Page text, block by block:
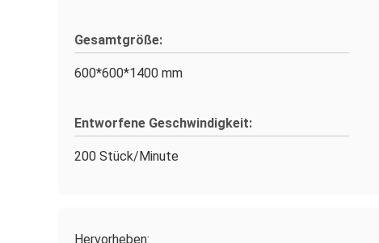
Gesamtgröße:
600*600*1400 mm
Entworfene Geschwindigkeit:
200 Stück/Minute
Hervorheben: